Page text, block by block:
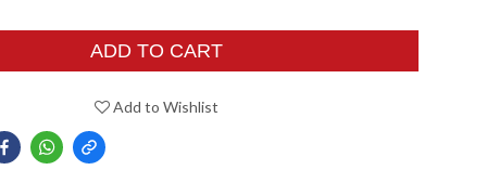
ADD TO CART
Add to Wishlist